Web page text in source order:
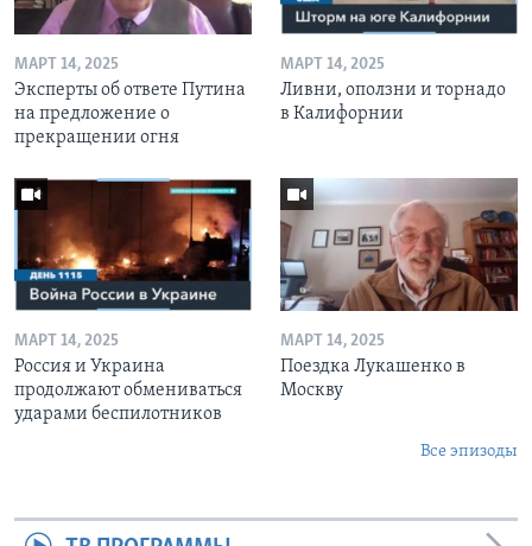
МАРТ 14, 2025
Эксперты об ответе Путина
на предложение о
прекращении огня
МАРТ 14, 2025
Ливни, оползни и торнадо
в Калифорнии
МАРТ 14, 2025
Россия и Украина
продолжают обмениваться
ударами беспилотников
МАРТ 14, 2025
Поездка Лукашенко в
Москву
Все эпизоды